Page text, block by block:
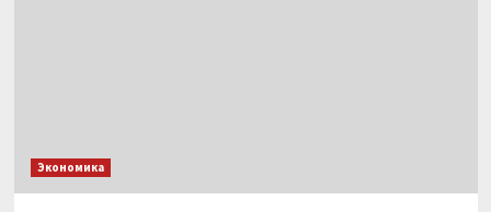
Экономика